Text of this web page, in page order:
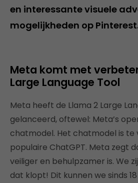
en interessante visuele
mogelijkheden op
Meta komt met
Large Language Tool
Meta heeft de Llama 2 Large
gelanceerd, oftewel: Meta’s
chatmodel. Het chatmodel is te
populaire ChatGPT. Meta zegt
veiliger en behulpzamer is. We
dat klopt! Dit kunnen we sinds